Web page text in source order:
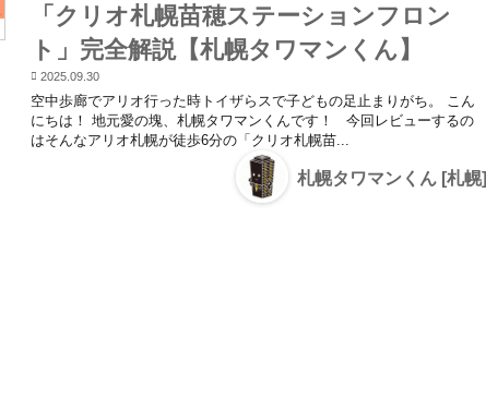
「クリオ札幌苗穂ステーションフロン
ト」完全解説【札幌タワマンくん】
2025.09.30
空中歩廊でアリオ行った時トイザらスで子どもの足止まりがち。 こん
にちは！ 地元愛の塊、札幌タワマンくんです！ 今回レビューするの
はそんなアリオ札幌が徒歩6分の「クリオ札幌苗...
札幌タワマンくん [札幌]